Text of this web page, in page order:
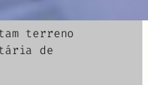
terreno
de